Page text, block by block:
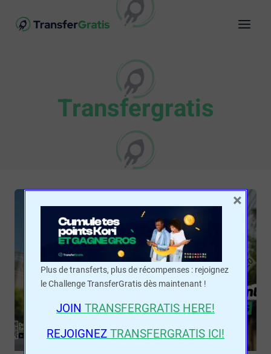
Transfergratis
Plus de transferts, plus de récompenses : rejoignez
le Challenge TransferGratis dès maintenant !
JOIN TRANSFERGRATIS HERE!
REJOIGNEZ TRANSFERGRATIS ICI!
×